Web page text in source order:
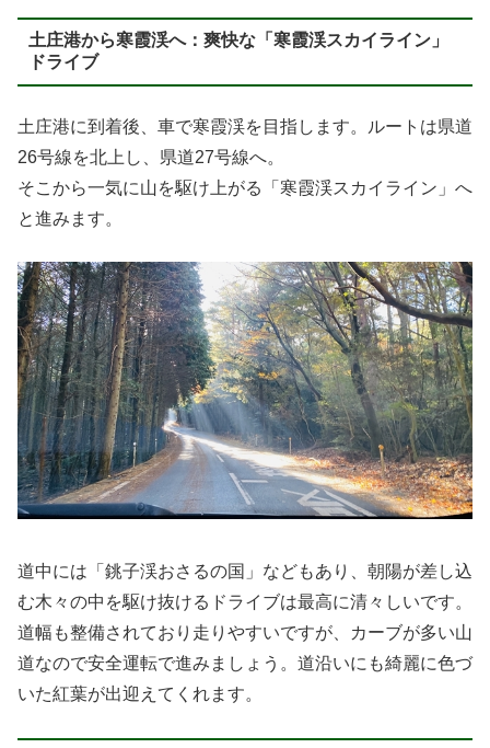
土庄港から寒霞渓へ：爽快な「寒霞渓スカイライン」
ドライブ
土庄港に到着後、車で寒霞渓を目指します。ルートは県道
26号線を北上し、県道27号線へ。
そこから一気に山を駆け上がる「寒霞渓スカイライン」へ
と進みます。
道中には「銚子渓おさるの国」などもあり、朝陽が差し込
む木々の中を駆け抜けるドライブは最高に清々しいです。
道幅も整備されており走りやすいですが、カーブが多い山
道なので安全運転で進みましょう。道沿いにも綺麗に色づ
いた紅葉が出迎えてくれます。